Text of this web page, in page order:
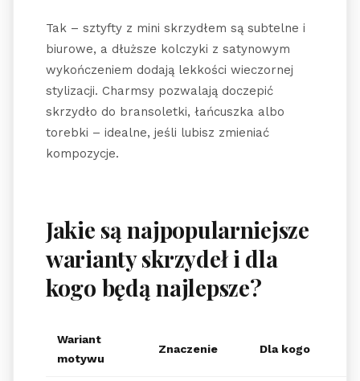
Tak – sztyfty z mini skrzydłem są subtelne i
biurowe, a dłuższe kolczyki z satynowym
wykończeniem dodają lekkości wieczornej
stylizacji. Charmsy pozwalają doczepić
skrzydło do bransoletki, łańcuszka albo
torebki – idealne, jeśli lubisz zmieniać
kompozycje.
Jakie są najpopularniejsze
warianty skrzydeł i dla
kogo będą najlepsze?
Wariant
motywu
Znaczenie Dla kogo